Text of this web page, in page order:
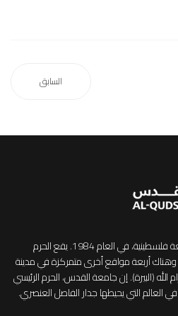
السابق
تأسست جامعة القدس، وهي جامعة فلسطينية، في العام 1984. يقع الحرم
وهناك أربعة مواقع أخرى متمركزة في مدينة
الله (البيرة). إن جامعة القدس، الحرم الرئيسي
التي يحيطها جدار الفاصل العنصري.